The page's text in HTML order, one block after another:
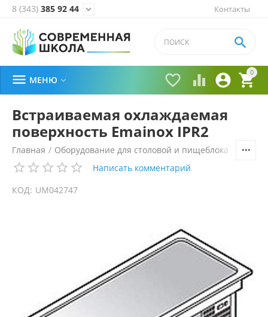
Контакты
8 (343) 385 92 44 
0


 

 МЕНЮ 
Встраиваемая охлаждаемая
поверхность Emainox IPR2
Главная / Оборудование для столовой и пищеблока
Написать комментарий
КОД: UM042747